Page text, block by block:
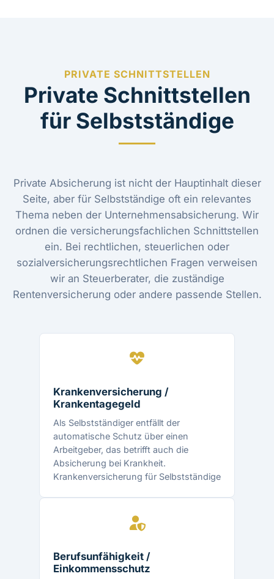
PRIVATE SCHNITTSTELLEN
Private Schnittstellen
für Selbstständige
Private Absicherung ist nicht der Hauptinhalt dieser
Seite, aber für Selbstständige oft ein relevantes
Thema neben der Unternehmensabsicherung. Wir
ordnen die versicherungsfachlichen Schnittstellen
ein. Bei rechtlichen, steuerlichen oder
sozialversicherungsrechtlichen Fragen verweisen
wir an Steuerberater, die zuständige
Rentenversicherung oder andere passende Stellen.
Krankenversicherung /
Krankentagegeld
Als Selbstständiger entfällt der
automatische Schutz über einen
Arbeitgeber, das betrifft auch die
Absicherung bei Krankheit.
Krankenversicherung für Selbstständige
Berufsunfähigkeit /
Einkommensschutz